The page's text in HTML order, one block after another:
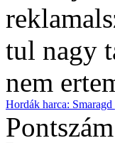
tul nagy
nem
Hordák harca: Smaragd